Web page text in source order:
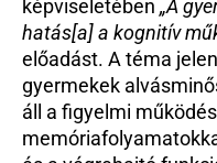
képviseletében „A
hatás[a] a kognitív
előadást. A téma
gyermekek
áll a figyelmi